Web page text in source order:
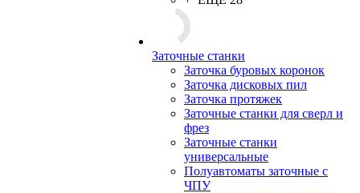
Заточные станки
Заточка буровых коронок
Заточка дисковых пил
Заточка протяжек
Заточные станки для сверл и
фрез
Заточные станки
универсальные
Полуавтоматы заточные с
ЧПУ